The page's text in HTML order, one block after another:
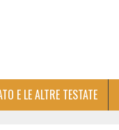
E LE ALTRE TESTATE